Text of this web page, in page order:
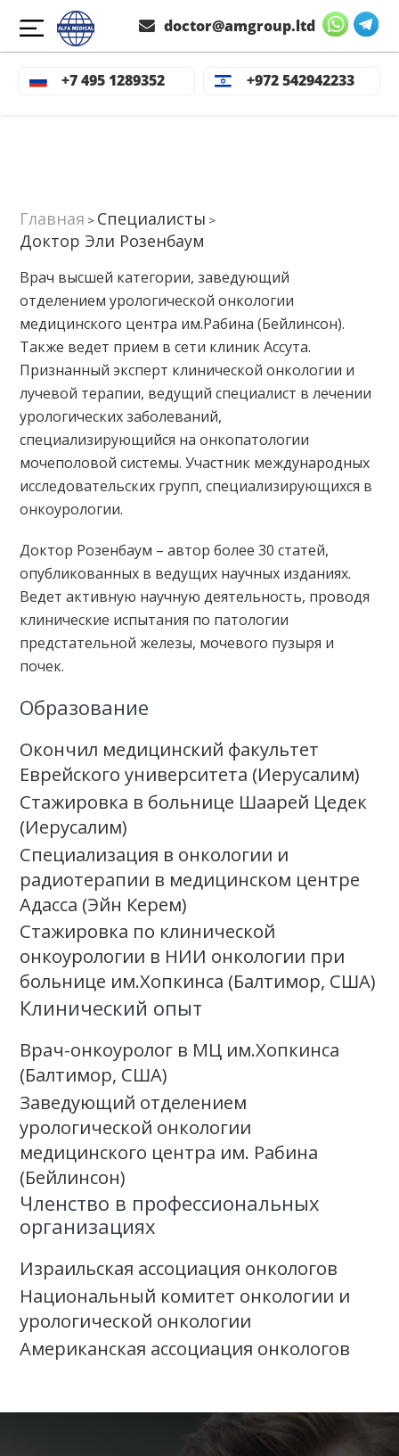
+7 495 1289352 +972 542942233
doctor@amgroup.ltd
Главная > Специалисты >
Доктор Эли Розенбаум
Врач высшей категории, заведующий
отделением урологической онкологии
медицинского центра им.Рабина (Бейлинсон).
Также ведет прием в сети клиник Ассута.
Признанный эксперт клинической онкологии и
лучевой терапии, ведущий специалист в лечении
урологических заболеваний,
специализирующийся на онкопатологии
мочеполовой системы. Участник международных
исследовательских групп, специализирующихся в
онкоурологии.
Доктор Розенбаум – автор более 30 статей,
опубликованных в ведущих научных изданиях.
Ведет активную научную деятельность, проводя
клинические испытания по патологии
предстательной железы, мочевого пузыря и
почек.
Образование
Окончил медицинский факультет
Еврейского университета (Иерусалим)
Стажировка в больнице Шаарей Цедек
(Иерусалим)
Специализация в онкологии и
радиотерапии в медицинском центре
Адасса (Эйн Керем)
Стажировка по клинической
онкоурологии в НИИ онкологии при
больнице им.Хопкинса (Балтимор, США)
Клинический опыт
Врач-онкоуролог в МЦ им.Хопкинса
(Балтимор, США)
Заведующий отделением
урологической онкологии
медицинского центра им. Рабина
(Бейлинсон)
Членство в профессиональных
организациях
Израильская ассоциация онкологов
Национальный комитет онкологии и
урологической онкологии
Американская ассоциация онкологов